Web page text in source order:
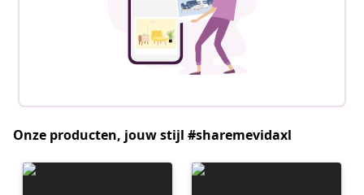
Onze producten, jouw stijl #sharemevidaxl